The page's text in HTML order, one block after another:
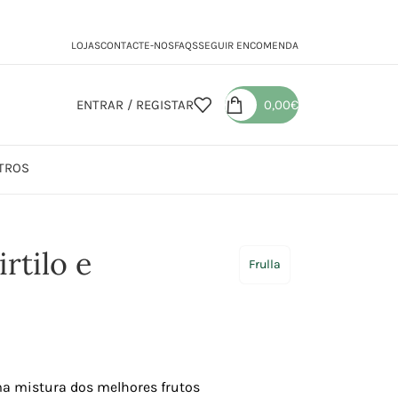
LOJASCONTACTE-NOSFAQSSEGUIR ENCOMENDA
ENTRAR / REGISTAR 0,00€
e
Frulla
mistura dos melhores frutos